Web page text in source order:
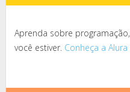
Aprenda sobre
você estiver. Conheça a